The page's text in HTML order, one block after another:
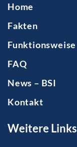
Home
Fakten
Funktionsweise
FAQ
News – BSI
Kontakt
Weitere Links